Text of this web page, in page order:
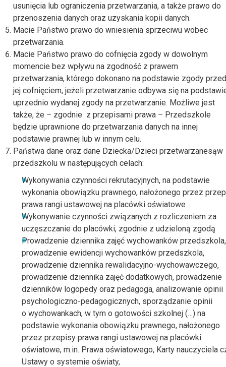
usunięcia lub ograniczenia przetwarzania, a także prawo do
przenoszenia danych oraz uzyskania kopii danych.
Macie Państwo prawo do wniesienia sprzeciwu wobec
przetwarzania.
Macie Państwo prawo do cofnięcia zgody w dowolnym
momencie bez wpływu na zgodność z prawem
przetwarzania, którego dokonano na podstawie zgody przed
jej cofnięciem, jeżeli przetwarzanie odbywa się na
uprzednio wydanej zgody na przetwarzanie. Możliwe jest
także, że – zgodnie z przepisami prawa – Przedszkole
będzie uprawnione do przetwarzania danych na innej
podstawie prawnej lub w innym celu.
Państwa dane oraz dane Dziecka/Dzieci przetwarzanesąw
przedszkolu w następujących celach:
Wykonywania czynności rekrutacyjnych, na podstawie
wykonania obowiązku prawnego, nałożonego przez
prawa rangi ustawowej na placówki oświatowe
Wykonywanie czynności związanych z rozliczeniem za
uczęszczanie do placówki, zgodnie z udzieloną zgodą
Prowadzenie dziennika zajęć wychowanków przedszkola,
prowadzenie ewidencji wychowanków przedszkola,
prowadzenie dziennika rewalidacyjno-wychowawczego,
prowadzenie dziennika zajęć dodatkowych, prowadzenie
dzienników logopedy oraz pedagoga, analizowanie opinii
psychologiczno-pedagogicznych, sporządzanie opinii
o wychowankach, w tym o gotowości szkolnej (…) na
podstawie wykonania obowiązku prawnego, nałożonego
przez przepisy prawa rangi ustawowej na placówki
oświatowe, m.in. Prawa oświatowego, Karty nauczyciela
Ustawy o systemie oświaty,